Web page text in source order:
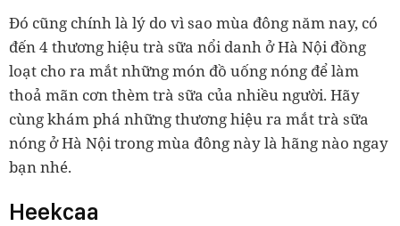
Đó cũng chính là lý do vì sao mùa đông năm nay, có
đến 4 thương hiệu trà sữa nổi danh ở Hà Nội đồng
loạt cho ra mắt những món đồ uống nóng để làm
thoả mãn cơn thèm trà sữa của nhiều người. Hãy
cùng khám phá những thương hiệu ra mắt trà sữa
nóng ở Hà Nội trong mùa đông này là hãng nào ngay
bạn nhé.
Heekcaa